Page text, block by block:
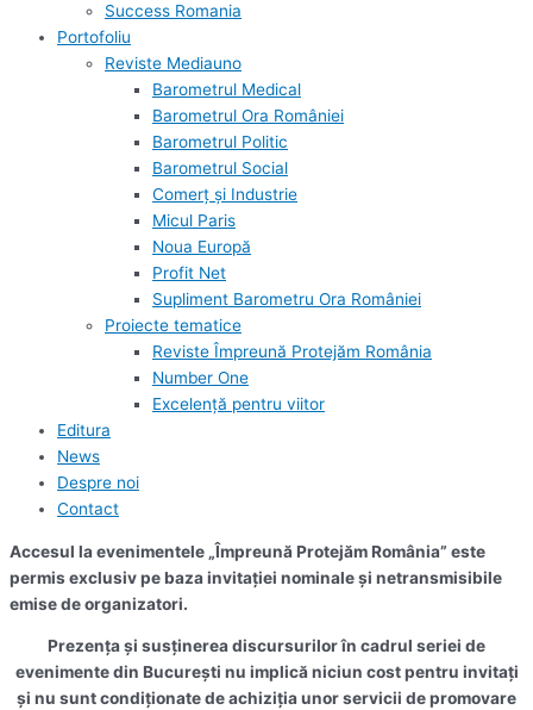
Success Romania
Portofoliu
Reviste Mediauno
Barometrul Medical
Barometrul Ora României
Barometrul Politic
Barometrul Social
Comerț și Industrie
Micul Paris
Noua Europă
Profit Net
Supliment Barometru Ora României
Proiecte tematice
Reviste Împreună Protejăm România
Number One
Excelență pentru viitor
Editura
News
Despre noi
Contact
Accesul la evenimentele „Împreună Protejăm România” este
permis exclusiv pe baza invitației nominale și netransmisibile
emise de organizatori.
Prezența și susținerea discursurilor în cadrul seriei de
evenimente din București nu implică niciun cost pentru invitați
și nu sunt condiționate de achiziția unor servicii de promovare